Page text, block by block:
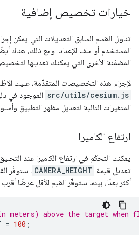
خيارات تخصيص إضافية
تناول القسم السابق التعديلات التي يمكن
المستخدم أو ملف الإعداد. ومع ذلك، هناك
المضمّنة الأخرى التي يمكنك تعديلها
لإجراء هذه التخصيصات المتقدّمة، عليك
src/utils/cesium.js
المتغيرات التالية لتعديل مظهر التطبيق
ارتفاع الكاميرا
يمكنك التحكّم في ارتفاع الكاميرا عند
تعديل قيمة CAMERA_HEIGHT . ستوفّر
أكثر بعدًا، بينما ستوفّر القيم الأقل عرضًا
meters) above the target
= 100 ;